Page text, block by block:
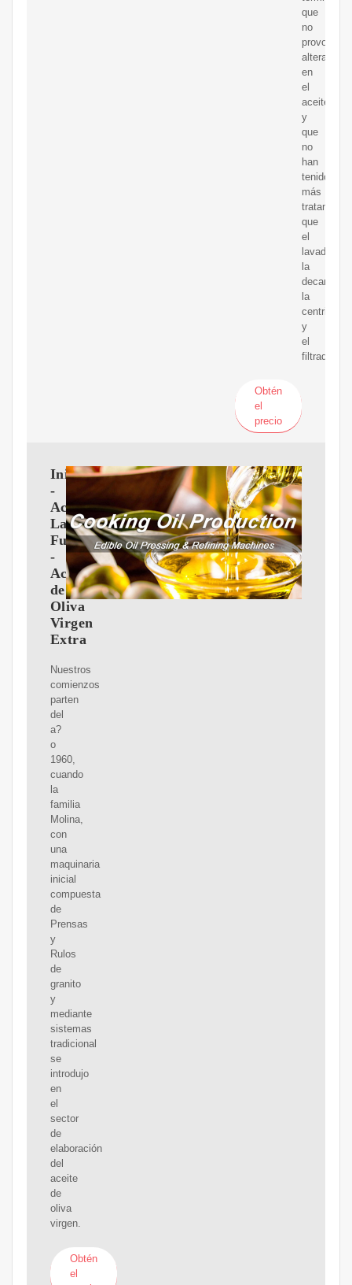
que
no
provoquen
en
el
aceite,
y
que
no
han
tenido
más
tratamiento
que
el
lavado,
la
la
y
el
filtrado.
Obtén
el
precio
Inicio
-
Aceites
La
Fuente
-
Aceite
de
Oliva
Virgen
Extra
Nuestros
comienzos
parten
del
a?
o
1960,
cuando
la
familia
Molina,
con
una
maquinaria
inicial
compuesta
de
Prensas
y
Rulos
de
granito
y
mediante
sistemas
tradicional
se
introdujo
en
el
sector
de
elaboración
del
aceite
de
oliva
virgen.
Obtén
el